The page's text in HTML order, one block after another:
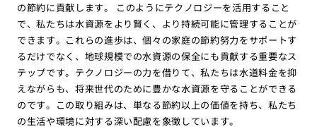
の節約に貢献します。 このようにテクノロジーを活用すること
で、私たちは水資源をより賢く、より持続可能に管理することが
できます。これらの進歩は、個々の家庭の節約努力をサポートす
るだけでなく、地球規模での水資源の保全にも貢献する重要なス
テップです。テクノロジーの力を借りて、私たちは水道料金を抑
えながらも、将来世代のために豊かな水資源を守ることができる
のです。この取り組みは、単なる節約以上の価値を持ち、私たち
の生活や環境に対する深い配慮を象徴しています。